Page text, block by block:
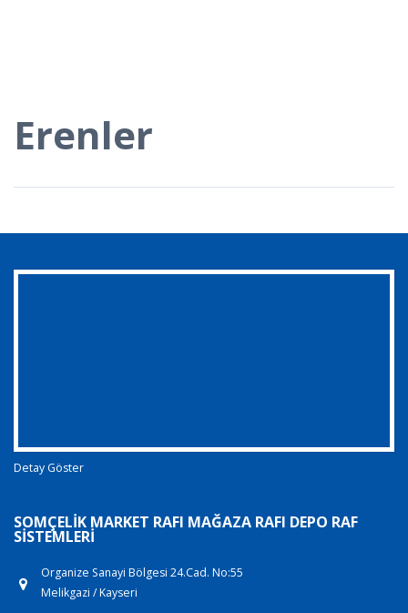
Erenler
Detay Göster
SOMÇELIK MARKET RAFI MAĞAZA RAFI DEPO RAF
SISTEMLERI
Organize Sanayi Bölgesi 24.Cad. No:55
Melikgazi / Kayseri